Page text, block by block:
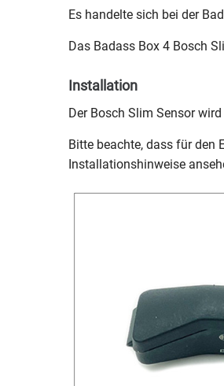
Es handelte sich bei der
Das Badass Box 4 Bosch
Installation
Der Bosch Slim Sensor
Bitte beachte, dass für den
Installationshinweise